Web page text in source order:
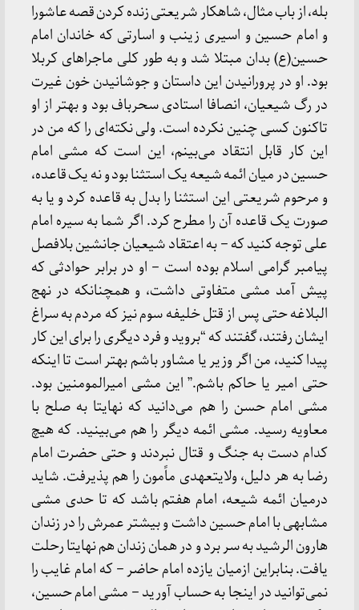
بله، از باب مثال، شاهکار شریعتی زنده کردن قصه عاشورا
و امام حسین و اسیری زینب و اسارتی که خاندان امام
حسین(ع) بدان مبتلا شد و به طور کلی ماجراهای کربلا
بود. او در پرورانیدن این داستان و جوشانیدن خون غیرت
در رگ شیعیان، انصافا استادی سحرباف بود و بهتر از او
تاکنون کسی چنین نکرده است. ولی نکته‌ای را که من در
این کار قابل انتقاد می‌بینم، این است که مشی امام
حسین در میان ائمه شیعه یک استثنا بود و نه یک قاعده،
و مرحوم شریعتی این استثنا را بدل به قاعده کرد و یا به
صورت یک قاعده آن را مطرح کرد. اگر شما به سیره امام
علی توجه کنید که – به اعتقاد شیعیان جانشین بلافصل
پیامبر گرامی اسلام بوده است – او در برابر حوادثی که
پیش آمد مشی متفاوتی داشت، و همچنانکه در نهج
البلاغه حتی پس از قتل خلیفه سوم نیز که مردم به سراغ
ایشان رفتند، گفتند که “بروید و فرد دیگری را برای این کار
پیدا کنید، من اگر وزیر یا مشاور باشم بهتر است تا اینکه
حتی امیر یا حاکم باشم.” این مشی امیرالمومنین بود.
مشی امام حسن را هم می‌دانید که نهایتا به صلح با
معاویه رسید. مشی ائمه دیگر را هم می‌بینید. که هیچ
کدام دست به جنگ و قتال نبردند و حتی حضرت امام
رضا به هر دلیل، ولایتعهدی ماًمون را هم پذیرفت. شاید
درمیان ائمه شیعه، امام هفتم باشد که تا حدی مشی
مشابهی با امام حسین داشت و بیشتر عمرش را در زندان
هارون الرشید به سر برد و در همان زندان هم نهایتا رحلت
یافت. بنابراین ازمیان یازده امام حاضر – که امام غایب را
نمی‌توانید در اینجا به حساب آورید – مشی امام حسین،